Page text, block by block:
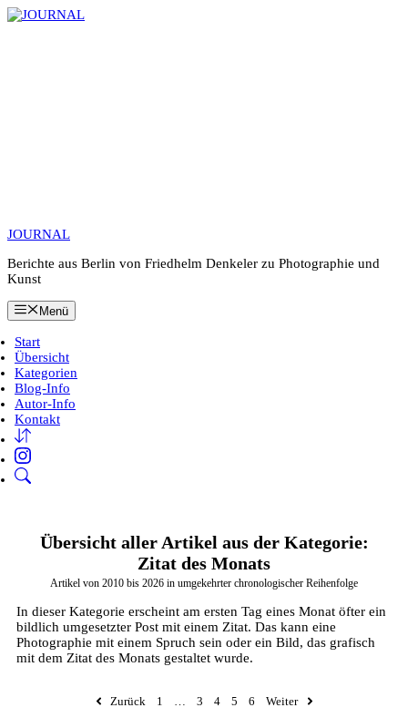
Zum
JOURNAL
Berichte aus Berlin von Friedhelm Denkeler zu Photographie und
Kunst
Menü
Start
Übersicht
Kategorien
Blog-Info
Autor-Info
Kontakt
Übersicht aller Artikel aus der Kategorie:
Zitat des Monats
Artikel von 2010 bis 2026 in umgekehrter chronologischer Reihenfolge
In dieser Kategorie erscheint am ersten Tag eines Monat öfter ein
bildlich umgesetzter Post mit einem Zitat. Das kann eine
Photographie mit einem Spruch sein oder ein Bild, das grafisch
mit dem Zitat des Monats gestaltet wurde.
Zurück 1 3 4 5 6 Weiter